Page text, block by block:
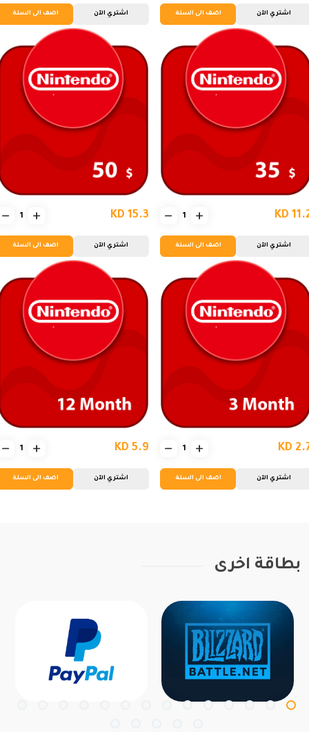
اشتري الآن اضف الى السلة اشتري الآن اضف الى السلة
KD
اشتري الآن اضف الى السلة
KD 15.3
اشتري الآن اضف الى السلة
KD
اشتري الآن اضف الى السلة
KD 5.9
اشتري الآن اضف الى السلة
بطاقة اخرى